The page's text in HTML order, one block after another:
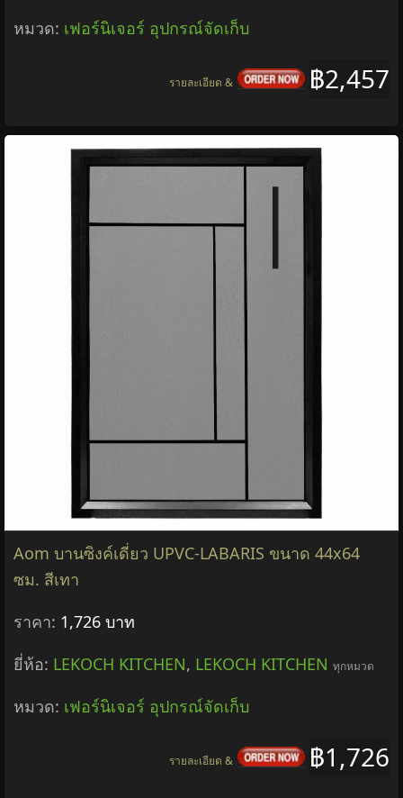
หมวด: เฟอร์นิเจอร์ อุปกรณ์จัดเก็บ
฿2,457
รายละเอียด &
Aom บานซิงค์เดี่ยว UPVC-LABARIS ขนาด 44x64
ซม. สีเทา
ราคา: 1,726 บาท
ยี่ห้อ: LEKOCH KITCHEN, LEKOCH KITCHEN ทุกหมวด
หมวด: เฟอร์นิเจอร์ อุปกรณ์จัดเก็บ
฿1,726
รายละเอียด &